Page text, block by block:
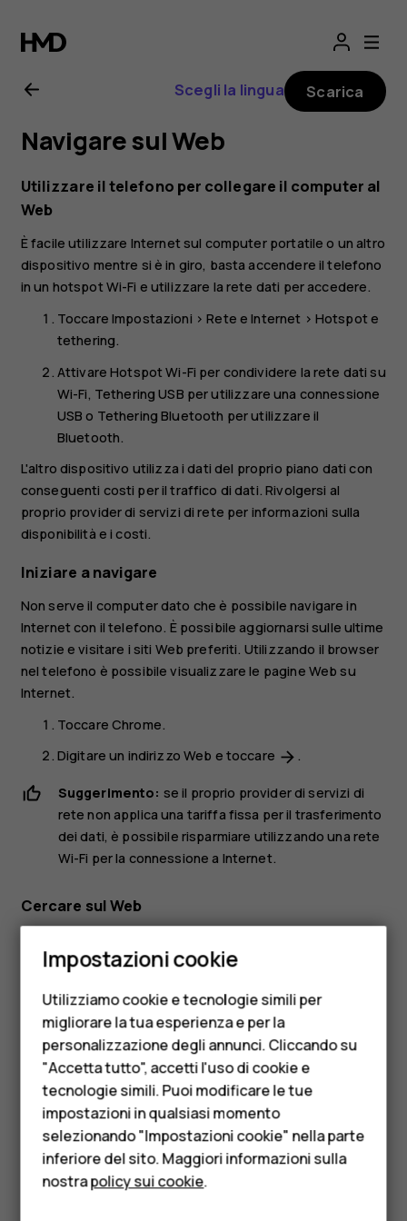
Manuale
d’uso
del
Nokia
6.2
Smartphone
Cellulari
Telefoni per anziani
Accessori
HMD Terra M
Per le imprese
Tablet
Negozio
Scegli la lingua Scarica
Navigare sul Web
Utilizzare il telefono per collegare il computer al
Web
È facile utilizzare Internet sul computer portatile o un altro
dispositivo mentre si è in giro, basta accendere il telefono
in un hotspot Wi-Fi e utilizzare la rete dati per accedere.
ToccareImpostazioni >Rete e Internet > Hotspot e
tethering.
AttivareHotspot Wi-Fi per condividere la rete dati su
Wi-Fi, Tethering USB per utilizzare una connessione
USB o Tethering Bluetooth per utilizzare il
Bluetooth.
L'altro dispositivo utilizza i dati del proprio piano dati con
conseguenti costi per il traffico di dati. Rivolgersi al
proprio provider di servizi di rete per informazioni sulla
disponibilità e i costi.
Iniziare a navigare
Non serve il computer dato che è possibile navigare in
Internet con il telefono. È possibile aggiornarsi sulle ultime
notizie e visitare i siti Web preferiti. Utilizzando il browser
nel telefono è possibile visualizzare le pagine Web su
Internet.
ToccareChrome.
Digitare un indirizzo Web e toccare arrow_forward .
Suggerimento: se il proprio provider di servizi di
rete non applica una tariffa fissa per il trasferimento
dei dati, è possibile risparmiare utilizzando una rete
Wi-Fi per la connessione a Internet.
Cercare sul Web
esterno, utilizzando la tastiera per scrivere i termini da
In Chrome
Toccare la barra di ricerca.
Scrivere la parola da cercare nella casella di ricerca.
Toccarearrow_forward .
È inoltre possibile scegliere il termine da cercare tra le
corrispondenze proposte.
Impostazioni cookie
Utilizziamo cookie e tecnologie simili per
migliorare la tua esperienza e per la
personalizzazione degli annunci. Cliccando su
"Accetta tutto", accetti l'uso di cookie e
tecnologie simili. Puoi modificare le tue
impostazioni in qualsiasi momento
selezionando "Impostazioni cookie" nella parte
inferiore del sito. Maggiori informazioni sulla
nostrapolicy sui cookie.